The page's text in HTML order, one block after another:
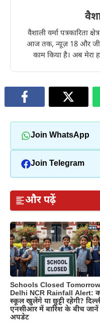
वैशाली वर्मा पत्रकारिता
आज तक, न्यूज़ 18 और जी
काम किया है। अब मेरा
Join WhatsApp
Join Telegram
और पढ़ें
Schools Closed Tomorrow
Delhi NCR Rainfall Alert:
स्कूल खुलेंगे या छुट्टी रहेगी?
एनसीआर में बारिश के बीच जानें
अपडेट